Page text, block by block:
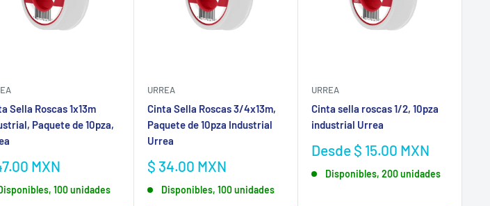
Sella Roscas 1x13m
Paquete de 10pza,
MXN
100 unidades
URREA
Cinta Sella Roscas 3/4x13m,
Paquete de 10pza Industrial
Urrea
Precio
venta
$ 34.00 MXN
Disponibles, 100 unidades
URREA
Cinta sella roscas 1/2, 10pza
industrial Urrea
Precio
venta
Desde $ 15.00 MXN
Disponibles, 200 unidades